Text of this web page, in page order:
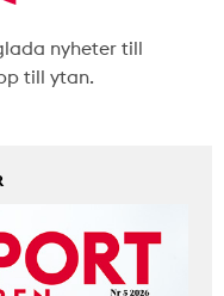
nyheter till
till ytan.